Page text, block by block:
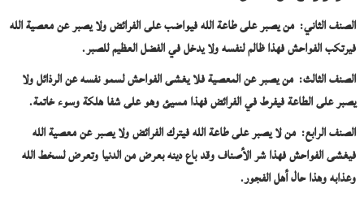
الصنف الثاني: من يصبر على طاعة الله فيواضب على الفرائض ولا يصبر عن معصية الله
فيرتكب الفواحش فهذا ظالم لنفسه ولا يدخل في الفضل العظيم للصبر.
الصنف الثالث: من يصبر عن المعصية فلا يغشى الفواحش لسمو نفسه عن الرذائل ولا
يصبر على الطاعة فيفرط في الفرائض فهذا مسيئ وهو على شفا هلكة وسوء خاتمة.
الصنف الرابع: من لا يصبر على طاعة الله فيترك الفرائض ولا يصبر عن معصية الله
فيغشى الفواحش فهذا شر الأصناف وقد باع دينه بعرض من الدنيا وتعرض لسخط الله
وعذابه وهذا حال أهل الفجور.